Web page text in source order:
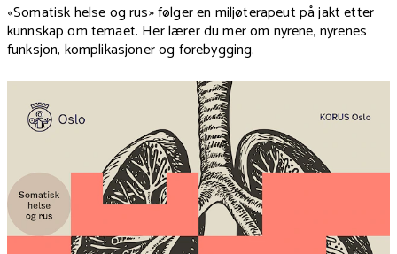
«Somatisk helse og rus» følger en miljøterapeut på jakt etter
kunnskap om temaet. Her lærer du mer om nyrene, nyrenes
funksjon, komplikasjoner og forebygging.